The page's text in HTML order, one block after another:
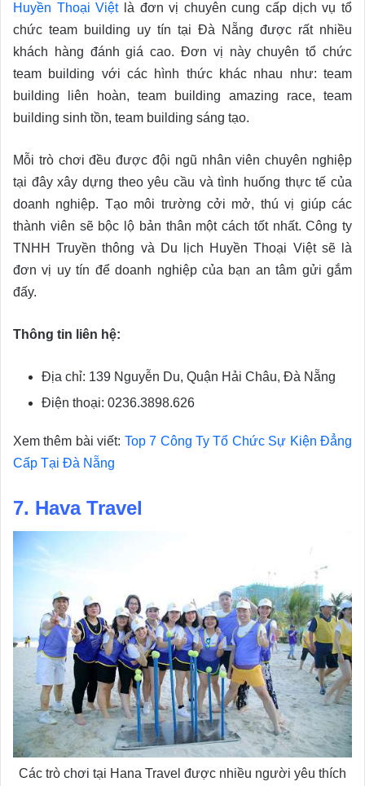
Huyền Thoại Việtlà đơn vị chuyên cung cấp dịch vụ tổ
chức team building uy tín tại Đà Nẵng được rất nhiều
khách hàng đánh giá cao. Đơn vị này chuyên tổ chức
team building với các hình thức khác nhau như: team
building liên hoàn, team building amazing race, team
building sinh tồn, team building sáng tạo.
Mỗi trò chơi đều được đội ngũ nhân viên chuyên nghiệp
tại đây xây dựng theo yêu cầu và tình huống thực tế của
doanh nghiệp. Tạo môi trường cởi mở, thú vị giúp các
thành viên sẽ bộc lộ bản thân một cách tốt nhất. Công ty
TNHH Truyền thông và Du lịch Huyền Thoại Việt sẽ là
đơn vị uy tín để doanh nghiệp của bạn an tâm gửi gắm
đấy.
Thông tin liên hệ:
Địa chỉ: 139 Nguyễn Du, Quận Hải Châu, Đà Nẵng
Điện thoại: 0236.3898.626
Xem thêm bài viết: Top 7 Công Ty Tổ Chức Sự Kiện Đẳng
Cấp Tại Đà Nẵng
7. Hava Travel
Các trò chơi tại Hana Travel được nhiều người yêu thích